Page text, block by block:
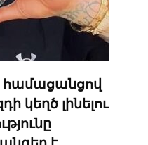
համացանցով
կեղծ լինելու